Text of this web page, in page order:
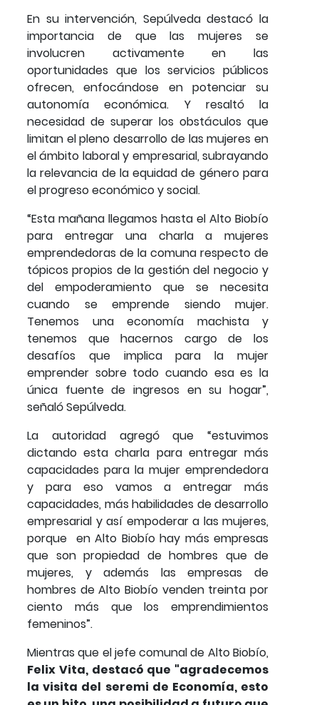
En su intervención, Sepúlveda destacó la
importancia de que las mujeres se
involucren activamente en las
oportunidades que los servicios públicos
ofrecen, enfocándose en potenciar su
autonomía económica. Y resaltó la
necesidad de superar los obstáculos que
limitan el pleno desarrollo de las mujeres en
el ámbito laboral y empresarial, subrayando
la relevancia de la equidad de género para
el progreso económico y social.
“Esta mañana llegamos hasta el Alto Biobío
para entregar una charla a mujeres
emprendedoras de la comuna respecto de
tópicos propios de la gestión del negocio y
del empoderamiento que se necesita
cuando se emprende siendo mujer.
Tenemos una economía machista y
tenemos que hacernos cargo de los
desafíos que implica para la mujer
emprender sobre todo cuando esa es la
única fuente de ingresos en su hogar”,
señaló Sepúlveda.
La autoridad agregó que “estuvimos
dictando esta charla para entregar más
capacidades para la mujer emprendedora
y para eso vamos a entregar más
capacidades, más habilidades de desarrollo
empresarial y así empoderar a las mujeres,
porque en Alto Biobío hay más empresas
que son propiedad de hombres que de
mujeres, y además las empresas de
hombres de Alto Biobío venden treinta por
ciento más que los emprendimientos
femeninos”.
Mientras que el jefe comunal de Alto Biobío,
Felix Vita, destacó que "agradecemos
la visita del seremi de Economía, esto